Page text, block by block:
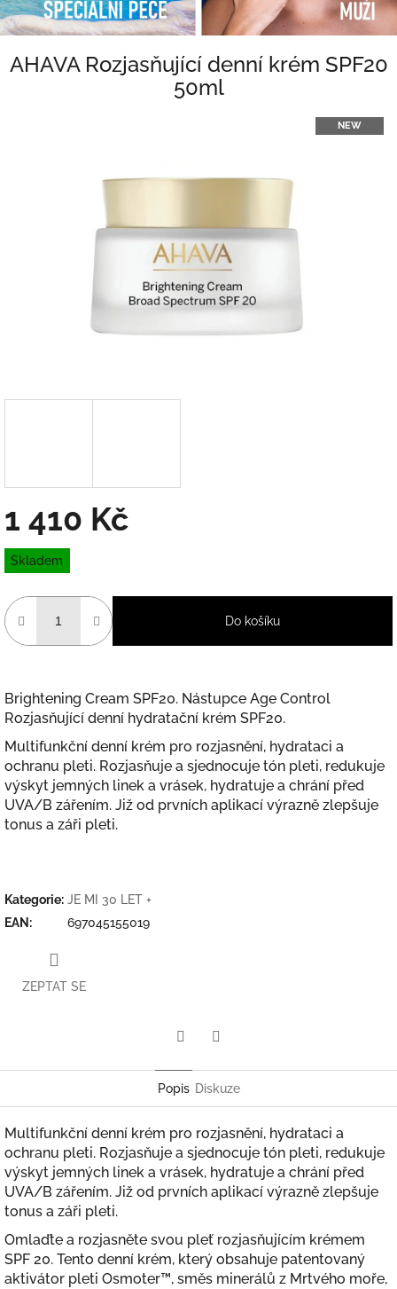
AHAVA Rozjasňující denní krém SPF20
50ml
NEW
1 410 Kč
Měrná
cena:
Skladem
Do košíku
Brightening Cream SPF20. Nástupce Age Control
Rozjasňující denní hydratační krém SPF20.
Multifunkční denní krém pro rozjasnění, hydrataci a
ochranu pleti. Rozjasňuje a sjednocuje tón pleti, redukuje
výskyt jemných linek a vrásek, hydratuje a chrání před
UVA/B zářením. Již od prvních aplikací výrazně zlepšuje
tonus a záři pleti.
Kategorie: JE MI 30 LET +
EAN : 697045155019
ZEPTAT SE
Popis Diskuze
Multifunkční denní krém pro rozjasnění, hydrataci a
ochranu pleti. Rozjasňuje a sjednocuje tón pleti, redukuje
výskyt jemných linek a vrásek, hydratuje a chrání před
UVA/B zářením. Již od prvních aplikací výrazně zlepšuje
tonus a záři pleti.
Omlaďte a rozjasněte svou pleť rozjasňujícím krémem
SPF 20. Tento denní krém, který obsahuje patentovaný
aktivátor pleti Osmoter™, směs minerálů z Mrtvého moře,